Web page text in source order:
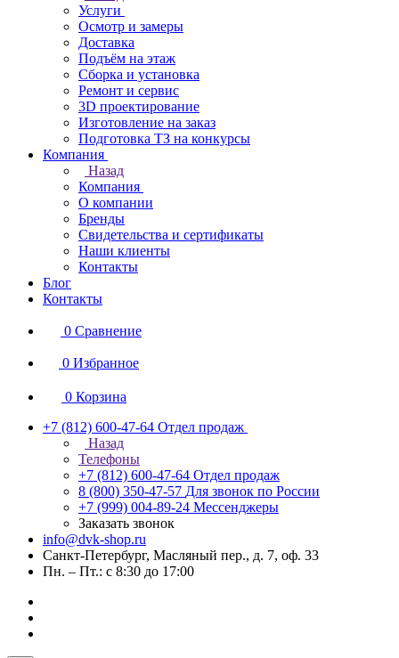
Услуги
Осмотр и замеры
Доставка
Подъём на этаж
Сборка и установка
Ремонт и сервис
3D проектирование
Изготовление на заказ
Подготовка ТЗ на конкурсы
Компания
Назад
Компания
О компании
Бренды
Свидетельства и сертификаты
Наши клиенты
Контакты
Блог
Контакты
0 Сравнение
0 Избранное
0 Корзина
+7 (812) 600-47-64 Отдел продаж
Назад
Телефоны
+7 (812) 600-47-64 Отдел продаж
8 (800) 350-47-57 Для звонок по России
+7 (999) 004-89-24 Мессенджеры
Заказать звонок
info@dvk-shop.ru
Санкт-Петербург, Масляный пер., д. 7, оф. 33
Пн. – Пт.: с 8:30 до 17:00